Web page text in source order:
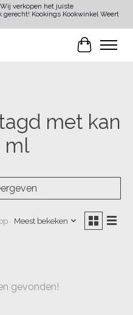
verkopen het juiste
gerecht! Kookings Kookwinkel Weert
met kan
ml
Meest bekeken
gevonden!